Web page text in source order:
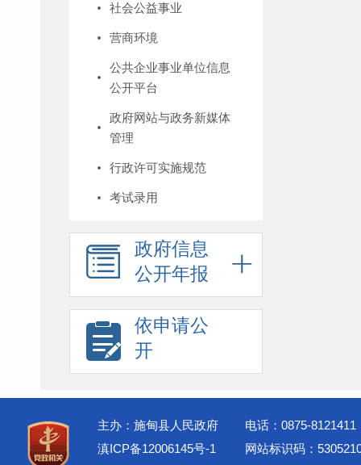
社会公益事业
营商环境
公共企业事业单位信息
公开平台
政府网站与政务新媒体
管理
行政许可实施规范
考试录用
政府信息
公开年报
依申请公
开
主办：施甸县人民政府
电话：0875-8121411
滇ICP备12006145号-1
网站标识码：